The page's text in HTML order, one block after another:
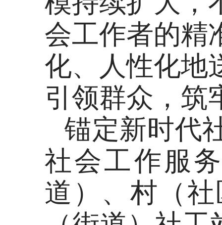
会工作者的精
化、人性化地
引领群众，筑
锚定新时代
社会工作服
道）、村（